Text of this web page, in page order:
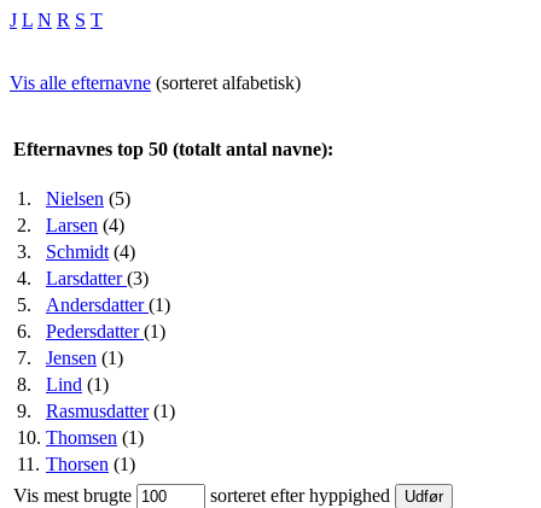
J L N R S T
Vis alle efternavne (sorteret alfabetisk)
Efternavnes top 50 (totalt antal navne):
1. Nielsen (5)
2.
Larsen (4)
3.
Schmidt (4)
4.
Larsdatter(3)
5.
Andersdatter(1)
6.
Pedersdatter(1)
7.
Jensen (1)
8.
Lind (1)
9.
Rasmusdatter(1)
10. Thomsen (1)
11. Thorsen (1)
Vis mest brugte
sorteret efter hyppighed